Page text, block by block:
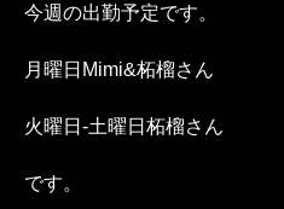
今週の出勤予定です。
月曜日Mimi&柘榴さん
火曜日-土曜日柘榴さん
です。